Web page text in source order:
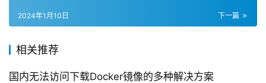
下一篇
2024年1月10日
相关推荐
国内无法访问下载Docker镜像的多种解决方案